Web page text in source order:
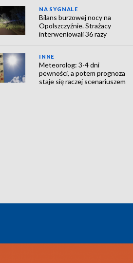
NA SYGNALE
Bilans burzowej nocy na
Opolszczyźnie. Strażacy
interweniowali 36 razy
INNE
Meteorolog: 3-4 dni
pewności, a potem prognoza
staje się raczej scenariuszem